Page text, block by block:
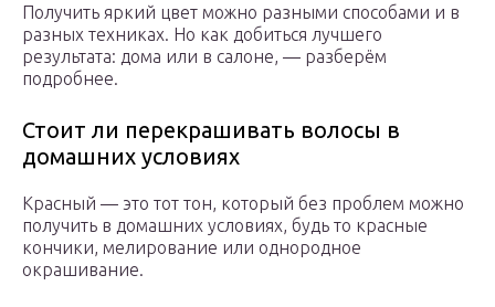
Получить яркий цвет можно разными способами и в
разных техниках. Но как добиться лучшего
результата: дома или в салоне, — разберём
подробнее.
Стоит ли перекрашивать волосы в
домашних условиях
Красный — это тот тон, который без проблем можно
получить в домашних условиях, будь то красные
кончики, мелирование или однородное
окрашивание.